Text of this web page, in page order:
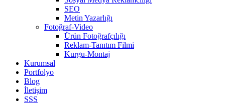
SEO
Metin Yazarlığı
Fotoğraf-Video
Ürün Fotoğrafçılığı
Reklam-Tanıtım Filmi
Kurgu-Montaj
Kurumsal
Portfolyo
Blog
İletişim
SSS